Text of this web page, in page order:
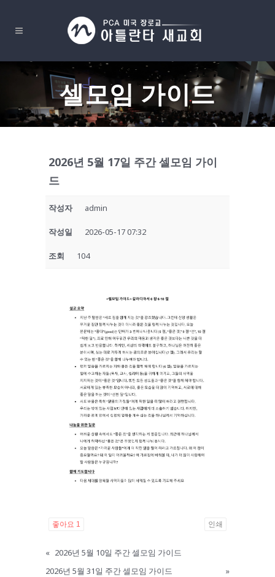
셀모임 가이드
2026년 5월 17일 주간 셀모임 가이
드
작성자 admin
작성일 2026-05-17 07:32
조회 104
좋아요 1 인쇄
« 2026년 5월 10일 주간 셀모임 가이드
2026년 5월 31일 주간 셀모임 가이드
»